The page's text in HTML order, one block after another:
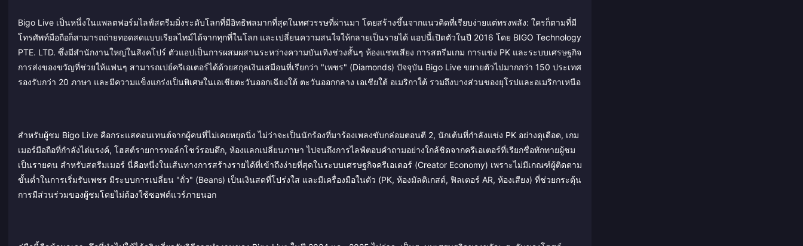
Bigo Live เป็นหนึ่งในแพลตฟอร์มไลฟ์สตรีมมิ่งระดับโลกที่มีอิทธิพลมากที่สุดในทศวรรษที่ผ่านมา โดยสร้างขึ้นจากแนวคิดที่เรียบง่ายแต่ทรงพลัง: ใครก็ตามที่มี
โทรศัพท์มือถือก็สามารถถ่ายทอดสดแบบเรียลไทม์ได้จากทุกที่ในโลก และเปลี่ยนความสนใจให้กลายเป็นรายได้ แอปนี้เปิดตัวในปี 2016 โดย BIGO Technology
PTE. LTD. ซึ่งมีสำนักงานใหญ่ในสิงคโปร์ ตัวแอปเป็นการผสมผสานระหว่างความบันเทิงช่วงสั้นๆ ห้องแชทเสียง การสตรีมเกม การแข่ง PK และระบบเศรษฐกิจ
การส่งของขวัญที่ช่วยให้แฟนๆ สามารถเปย์ครีเอเตอร์ได้ด้วยสกุลเงินเสมือนที่เรียกว่า "เพชร" (Diamonds) ปัจจุบัน Bigo Live ขยายตัวไปมากกว่า 150 ประเทศ
รองรับกว่า 20 ภาษา และมีความแข็งแกร่งเป็นพิเศษในเอเชียตะวันออกเฉียงใต้ ตะวันออกกลาง เอเชียใต้ อเมริกาใต้ รวมถึงบางส่วนของยุโรปและอเมริกาเหนือ
สำหรับผู้ชม Bigo Live คือกระแสคอนเทนต์จากผู้คนที่ไม่เคยหยุดนิ่ง ไม่ว่าจะเป็นนักร้องที่มาร้องเพลงขับกล่อมตอนตี 2, นักเต้นที่กำลังแข่ง PK อย่างดุเดือด, เกม
เมอร์มือถือที่กำลังไต่แรงค์, โฮสต์รายการทอล์กโชว์รอบดึก, ห้องแลกเปลี่ยนภาษา ไปจนถึงการไลฟ์ตอบคำถามอย่างใกล้ชิดจากครีเอเตอร์ที่เรียกชื่อทักทายผู้ชม
เป็นรายคน สำหรับสตรีมเมอร์ นี่คือหนึ่งในเส้นทางการสร้างรายได้ที่เข้าถึงง่ายที่สุดในระบบเศรษฐกิจครีเอเตอร์ (Creator Economy) เพราะไม่มีเกณฑ์ผู้ติดตาม
ขั้นต่ำในการเริ่มรับเพชร มีระบบการเปลี่ยน "ถั่ว" (Beans) เป็นเงินสดที่โปร่งใส และมีเครื่องมือในตัว (PK, ห้องมัลติเกสต์, ฟิลเตอร์ AR, ห้องเสียง) ที่ช่วยกระตุ้น
การมีส่วนร่วมของผู้ชมโดยไม่ต้องใช้ซอฟต์แวร์ภายนอก